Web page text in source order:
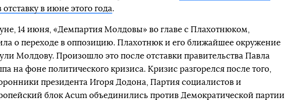
отставку в июне этого года.
14 июня, «Демпартия Молдовы» во главе с Плахотнюком,
о переходе в оппозицию. Плахотнюк и его ближайшее окружение
Молдову. Произошло это после отставки правительства Павла
на фоне политического кризиса. Кризис разгорелся после того,
президента Игоря Додона, Партия социалистов и
блок Acum объединились против Демократической партии